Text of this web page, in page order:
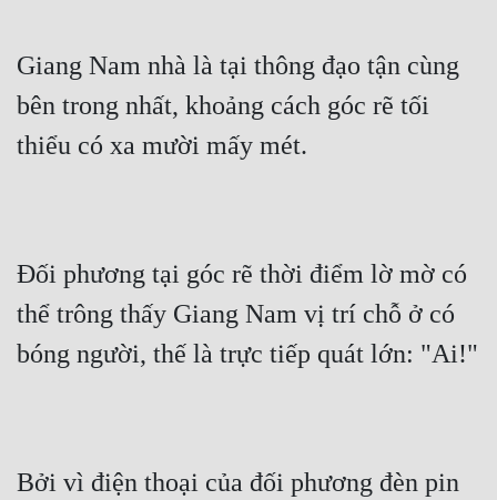
Giang Nam nhà là tại thông đạo tận cùng
bên trong nhất, khoảng cách góc rẽ tối
thiểu có xa mười mấy mét.
Đối phương tại góc rẽ thời điểm lờ mờ có
thể trông thấy Giang Nam vị trí chỗ ở có
bóng người, thế là trực tiếp quát lớn: "Ai!"
Bởi vì điện thoại của đối phương đèn pin